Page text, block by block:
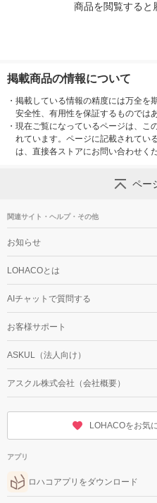
商品を閲覧すると
掲載商品の情報について
・ 掲載している情報の精度には万全を
安全性、有用性を保証するものでは
・ 現在ご覧になっているページは、こ
れています。ページに記載されてい
は、直接各ストアにお問い合わせくだ
ペー
関連サイト・ヘルプ・その他
お知らせ
LOHACOとは
AIチャットで質問する
お客様サポート
ASKUL（法人向け）
アスクル株式会社（会社概要）
LOHACOをお気
アプリ
ロハコアプリをダウンロード